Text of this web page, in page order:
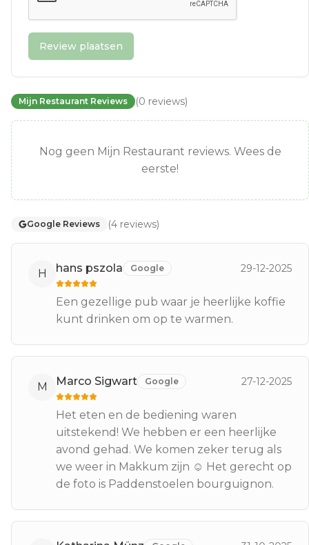
Review plaatsen
Mijn Restaurant Reviews (0 reviews)
Nog geen Mijn Restaurant reviews. Wees de
eerste!
Google Reviews (4 reviews)
H hans pszola Google 29-12-2025
Een gezellige pub waar je heerlijke koffie
kunt drinken om op te warmen.
M Marco Sigwart Google 27-12-2025
Het eten en de bediening waren
uitstekend! We hebben er een heerlijke
avond gehad. We komen zeker terug als
we weer in Makkum zijn ☺️ Het gerecht op
de foto is Paddenstoelen bourguignon.